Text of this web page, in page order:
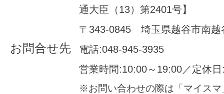
お問合せ先
通大臣（13）第2401号】
〒343-0845 埼玉県越谷市南越
電話:048-945-3935
営業時間:10:00～19:00／定休
※お問い合わせの際は「マイス